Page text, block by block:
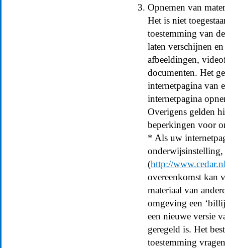
Opnemen van
Het is niet
toestemming van
laten verschijnen
afbeeldingen,
documenten. Het
internetpagina van
internetpagina
Overigens gelden
beperkingen voor
* Als uw
onderwijsinstelling,
(http://
overeenkomst kan
materiaal van
omgeving een
een nieuwe versie
geregeld is. Het
toestemming